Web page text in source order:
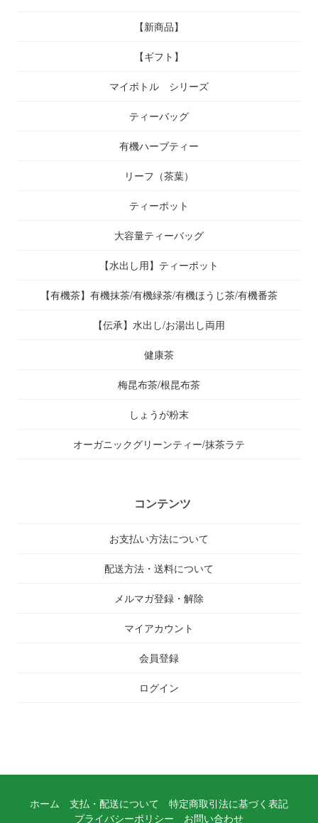
【新商品】
【ギフト】
マイボトル シリーズ
ティーバッグ
有機ハーブティー
リーフ（茶葉）
ティーポット
大容量ティーバッグ
【水出し用】ティーポット
【有機茶】有機抹茶/有機緑茶/有機ほうじ茶/有機番茶
【伝承】水出し/お湯出し両用
健康茶
梅昆布茶/根昆布茶
しょうが粉末
オーガニックグリーンティー/抹茶ラテ
コンテンツ
お支払い方法について
配送方法・送料について
メルマガ登録・解除
マイアカウント
会員登録
ログイン
ホーム 支払・配送について
特定商取引法に基づく表記
プライバシーポリシー
お問い合わせ